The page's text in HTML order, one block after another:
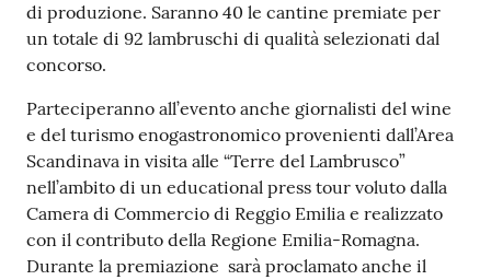
di produzione. Saranno 40 le cantine premiate per
un totale di 92 lambruschi di qualità selezionati dal
concorso.
Parteciperanno all’evento anche giornalisti del wine
e del turismo enogastronomico provenienti dall’Area
Scandinava in visita alle “Terre del Lambrusco”
nell’ambito di un educational press tour voluto dalla
Camera di Commercio di Reggio Emilia e realizzato
con il contributo della Regione Emilia-Romagna.
Durante la premiazione sarà proclamato anche il